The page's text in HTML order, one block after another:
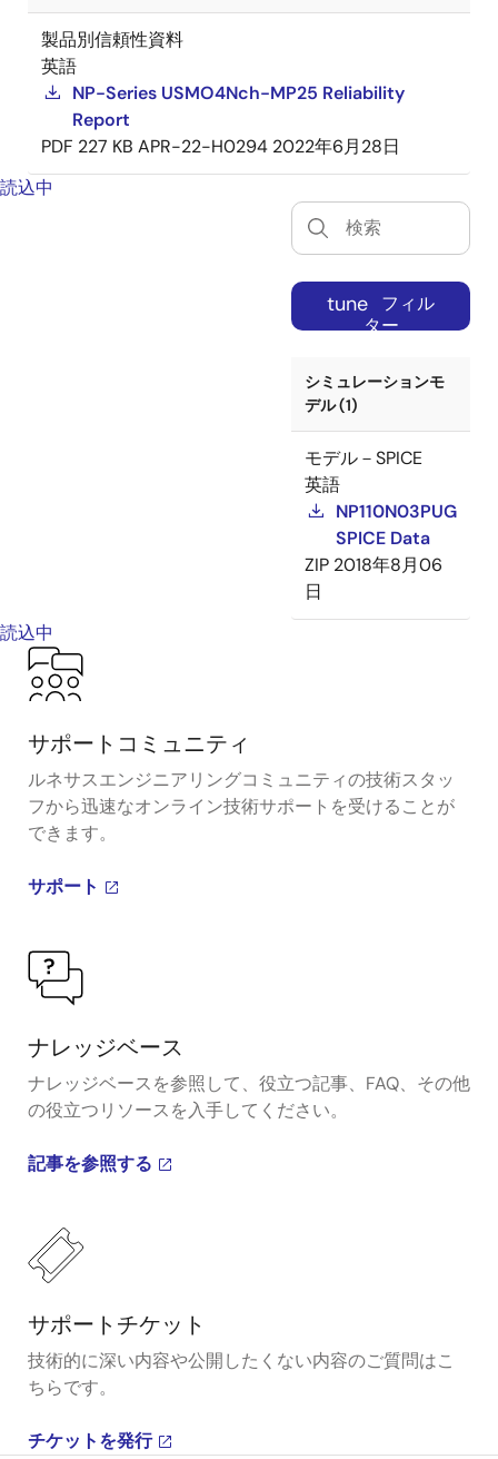
製品別信頼性資料
英語
NP-Series USMO4Nch-MP25 Reliability
Report
PDF 227 KB APR-22-H0294 2022年6月28日
読込中
tune
フィル
ター
シミュレーションモ
デル (1)
モデル－SPICE
英語
NP110N03PUG
SPICE Data
ZIP 2018年8月06
日
読込中
サポートコミュニティ
ルネサスエンジニアリングコミュニティの技術スタッ
フから迅速なオンライン技術サポートを受けることが
できます。
サポート
ナレッジベース
ナレッジベースを参照して、役立つ記事、FAQ、その他
の役立つリソースを入手してください。
記事を参照する
サポートチケット
技術的に深い内容や公開したくない内容のご質問はこ
ちらです。
チケットを発行